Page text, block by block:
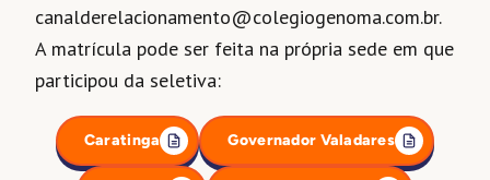
canalderelacionamento@colegiogenoma.com.br.
A matrícula pode ser feita na própria sede em que
participou da seletiva:
Caratinga Governador Valadares